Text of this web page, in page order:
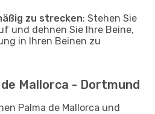
zu strecken: Stehen Sie
und dehnen Sie Ihre Beine,
in Ihren Beinen zu
Mallorca - Dortmund
Palma de Mallorca und